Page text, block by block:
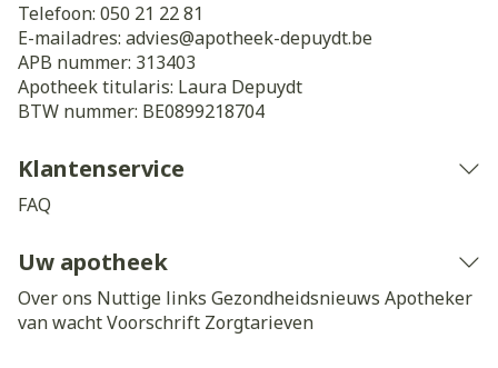
Telefoon: 050 21 22 81
E-mailadres: advies@apotheek-depuydt.be
APB nummer: 313403
Apotheek titularis: Laura Depuydt
BTW nummer: BE0899218704
Klantenservice
FAQ
Uw apotheek
Over ons Nuttige links Gezondheidsnieuws Apotheker
van wachtVoorschrift Zorgtarieven